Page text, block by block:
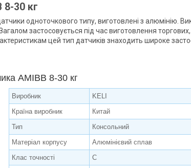
8-30 кг
одноточкового типу, виготовлені з алюмінію.
застосовується під час виготовлення
цей тип датчиків знаходить широке
AMIBB 8-30 кг
Виробник
KELI
Країна виробник
Китай
Тип
Консольний
Матеріал корпусу
Алюмінієвий сплав
Клас точності
C